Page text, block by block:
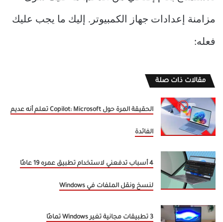
مزامنة إعدادات جهاز الكمبيوتر. إليك ما يجب عليك
فعله:
مقالات ذات صلة
الحقيقة المرة حول Copilot: Microsoft تعلم أنه عديم
الفائدة
4 أسباب تدفعني لاستخدام تطبيق عمره 19 عامًا
لنسخ ونقل الملفات في Windows
3 تطبيقات مجانية تغير Windows تمامًا